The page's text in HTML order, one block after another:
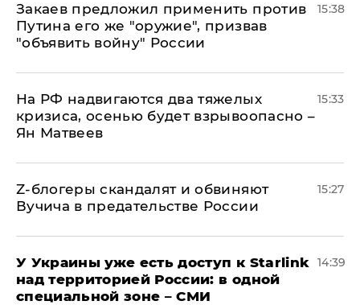
Закаев предложил применить против
Путина его же "оружие", призвав
"объявить войну" России
15:38
На РФ надвигаются два тяжелых
кризиса, осенью будет взрывоопасно –
Ян Матвеев
15:33
Z-блогеры скандалят и обвиняют
Вучича в предательстве России
15:27
У Украины уже есть доступ к Starlink
над территорией России: в одной
специальной зоне – СМИ
14:39